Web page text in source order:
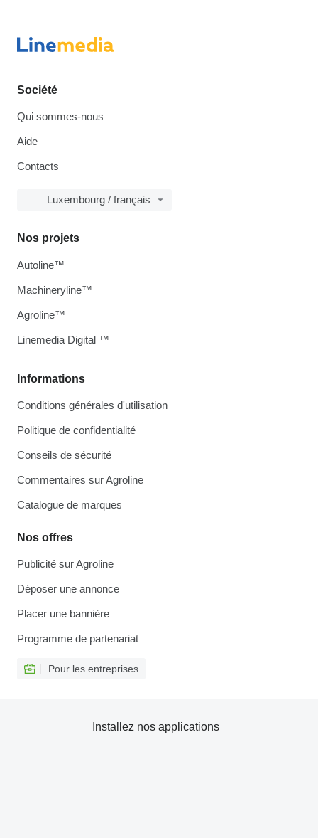
Société
Qui sommes-nous
Aide
Contacts
Luxembourg / français
Informations
Conditions générales d'utilisation
Politique de confidentialité
Conseils de sécurité
Commentaires sur Agroline
Catalogue de marques
Nos offres
Publicité sur Agroline
Déposer une annonce
Placer une bannière
Programme de partenariat
Pour les entreprises
Nos projets
Autoline™
Machineryline™
Agroline™
Linemedia Digital ™
Installez nos applications